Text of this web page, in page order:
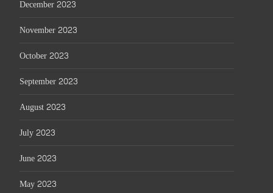
December 2023
November 2023
October 2023
September 2023
August 2023
July 2023
June 2023
May 2023